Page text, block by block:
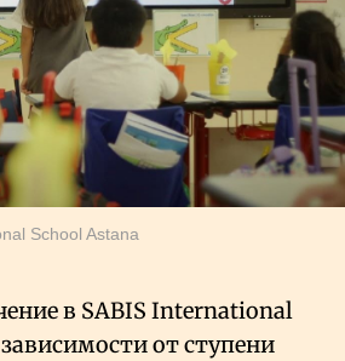
School Astana
в SABIS International
от ступени